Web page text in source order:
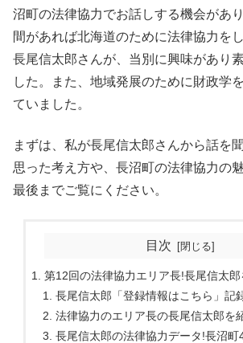
沼町の法律協力でお話しする機会があ
間があれば北海道のために法律協力を
長尾信太郎さんが、当別に興味があり
した。また、地域発展のために財政学
ていました。
まずは、私が長尾信太郎さんから話を
思った考え方や、長沼町の法律協力の
最後までご覧にください。
目次
第12回の法律協力エリア長!長尾信太郎
長尾信太郎「登録情報はこちら」記
法律協力のエリア長の長尾信太郎を
長尾信太郎の法律協力データ!長沼町